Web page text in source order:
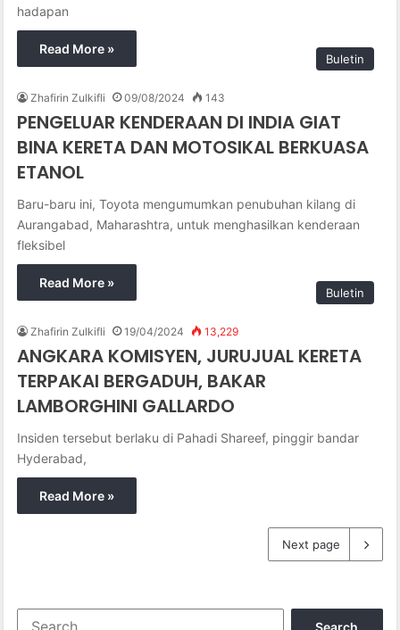
hadapan
Read More »
Buletin
Zhafirin Zulkifli 09/08/2024 143
PENGELUAR KENDERAAN DI INDIA GIAT
BINA KERETA DAN MOTOSIKAL BERKUASA
ETANOL
Baru-baru ini, Toyota mengumumkan penubuhan kilang di
Aurangabad, Maharashtra, untuk menghasilkan kenderaan
fleksibel
Read More »
Buletin
Zhafirin Zulkifli 19/04/2024 13,229
ANGKARA KOMISYEN, JURUJUAL KERETA
TERPAKAI BERGADUH, BAKAR
LAMBORGHINI GALLARDO
Insiden tersebut berlaku di Pahadi Shareef, pinggir bandar
Hyderabad,
Read More »
Next page